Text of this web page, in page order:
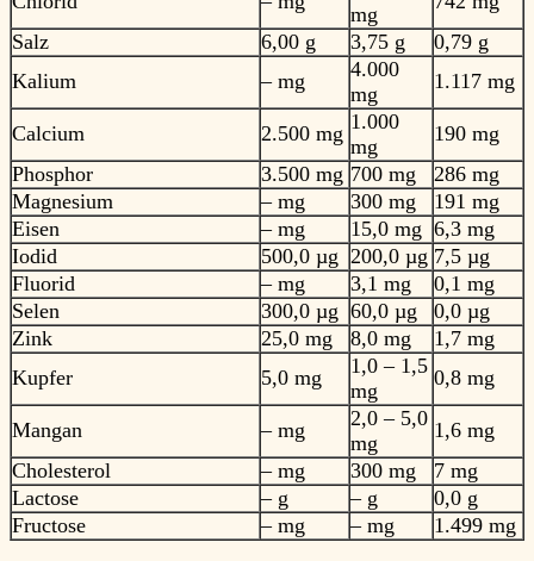
mg
Salz
6,00 g 3,75 g
0,79 g
Kalium
– mg
4.000
mg
1.117 mg
Calcium 2.500 mg 1.000
mg
190 mg
Phosphor
3.500 mg 700 mg
286 mg
Magnesium
– mg 300 mg
191 mg
Eisen
– mg 15,0 mg 6,3 mg
Iodid
500,0 µg 200,0 µg 7,5 µg
Fluorid
– mg 3,1 mg
0,1 mg
Selen
300,0 µg 60,0 µg
0,0 µg
Zink
25,0 mg 8,0 mg
1,7 mg
Kupfer
5,0 mg
1,0 – 1,5
mg
0,8 mg
Mangan – mg
2,0 – 5,0
mg
1,6 mg
Cholesterol
– mg 300 mg
7 mg
Lactose
– g – g
0,0 g
Fructose
– mg – mg 1.499 mg